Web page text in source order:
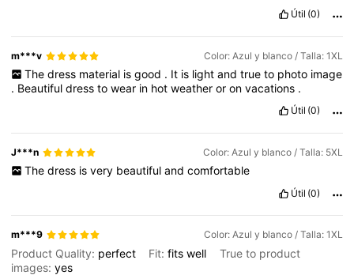
Útil (0)
m***v Color: Azul y blanco / Talla: 1XL
The dress material is good . It is light and true to photo image
. Beautifuldresstowear in hotweatheroronvacations .
Útil (0)
J***n Color: Azul y blanco / Talla: 5XL
The dress is very beautiful and comfortable
Útil (0)
m***9 Color: Azul y blanco / Talla: 1XL
Product Quality: perfect Fit:fitswell
True to product
images:yes